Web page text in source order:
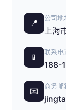
📍 公司地
上海
📱 联系电
188-
📧 商务邮